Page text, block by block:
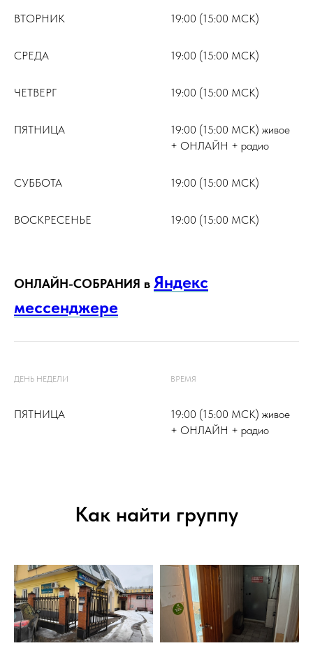
ВТОРНИК 19:00 (15:00 МСК)
СРЕДА 19:00 (15:00 МСК)
ЧЕТВЕРГ 19:00 (15:00 МСК)
ПЯТНИЦА
19:00 (15:00 МСК) живое
+ ОНЛАЙН + радио
СУББОТА 19:00 (15:00 МСК)
ВОСКРЕСЕНЬЕ 19:00 (15:00 МСК)
ОНЛАЙН-СОБРАНИЯ в Яндекс
мессенджере
ДЕНЬ НЕДЕЛИ ВРЕМЯ
ПЯТНИЦА
19:00 (15:00 МСК) живое
+ ОНЛАЙН + радио
Как найти группу